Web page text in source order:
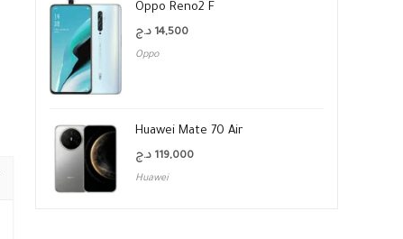
Oppo Reno2 F
14,500 د.ج
Oppo
Huawei Mate 70 Air
119,000 د.ج
Huawei